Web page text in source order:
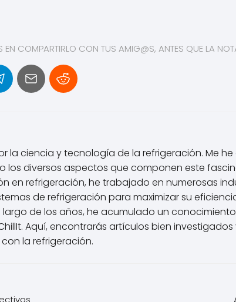
EN COMPARTIRLO CON TUS AMIG@S, ANTES QUE LA
la ciencia y tecnología de la refrigeración. Me
los diversos aspectos que componen este
en refrigeración, he trabajado en numerosas
de refrigeración para maximizar su
largo de los años, he acumulado un
Aquí, encontrarás artículos bien
la refrigeración.